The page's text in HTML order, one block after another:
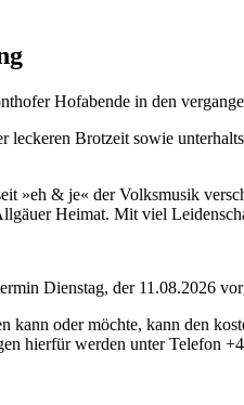
Hofabende in den
leckeren Brotzeit sowie
»eh & je« der Volksmusik
Heimat. Mit viel
Dienstag, der 11.08.2026
kann oder möchte, kann den
hierfür werden unter Telefon